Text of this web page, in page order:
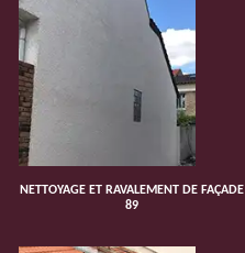
NETTOYAGE ET RAVALEMENT DE FAÇADE
89